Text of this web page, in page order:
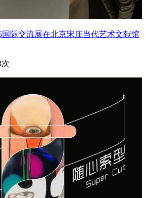
国际交流展在北京宋庄当代艺术文献馆
次